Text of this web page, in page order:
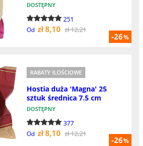
-26%
DOSTĘPNY
251
Od zł 8,10 zł 12,21
-26%
RABATY ILOŚCIOWE
Hostia duża 'Magna' 25
sztuk średnica 7.5 cm
DOSTĘPNY
377
Od zł 8,10 zł 12,21